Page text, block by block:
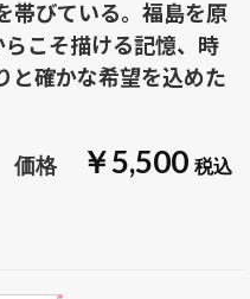
￥5,500
帯びている。福島を原
こそ描ける記憶、時
と確かな希望を込めた